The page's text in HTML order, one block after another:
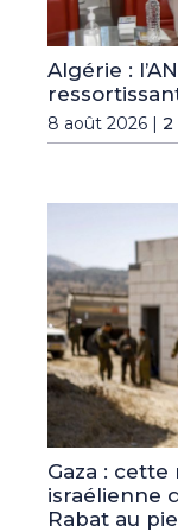
Algérie :
8 août 2026 | 2
Gaza :
israélienne
Rabat au